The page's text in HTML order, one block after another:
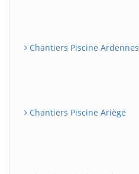
Chantiers Piscine Ardennes
Chantiers Piscine Ariège